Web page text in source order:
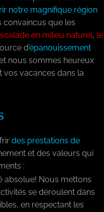
notre magnifique région
convaincus que les
en milieu naturel, le
d’épanouissement
nous sommes heureux
vacances dans la
des prestations de
et des valeurs qui
:
absolue! Nous mettons
se déroulent dans
en respectant les